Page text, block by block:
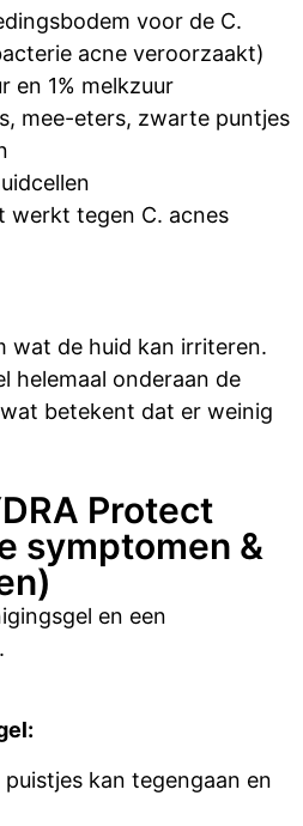
voor de C.
acne veroorzaakt)
en 1% melkzuur
mee-eters, zwarte puntjes
werkt tegen C. acnes
wat de huid kan irriteren.
helemaal onderaan de
betekent dat er weinig
Protect
symptomen &
en een
kan tegengaan en